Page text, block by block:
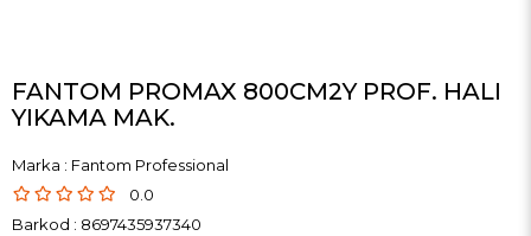
FANTOM PROMAX 800CM2Y PROF. HALI
YIKAMA MAK.
Marka : Fantom Professional
0.0
Barkod : 8697435937340